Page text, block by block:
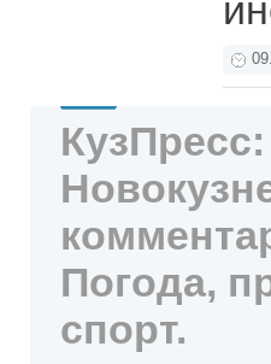
Погода,
спорт.